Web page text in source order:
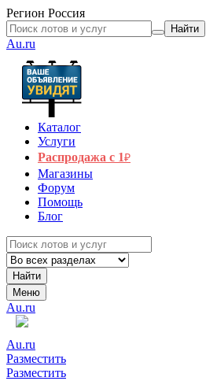
Регион Россия
Найти
Au.ru
Каталог
Услуги
Распродажа с 1₽
Магазины
Форум
Помощь
Блог
Найти
Меню
Au.ru
Au.ru
Разместить
Разместить